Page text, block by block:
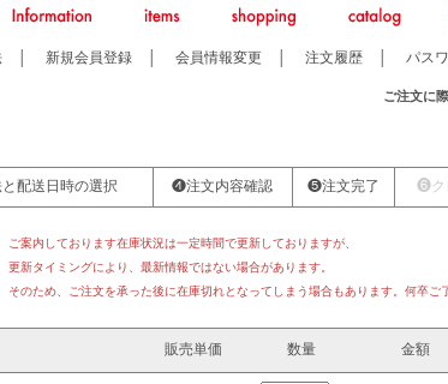
新規会員登録 会員情報変更 注文履歴 パス
ご注文に
配送日時の選択 ❹注文内容確認 ❺注文完了 ❻ク
ご案内しております在庫状況は一定時間で更新しておりますが、
更新タイミングにより、最新情報ではない場合があります。
そのため、ご注文を承った後に在庫切れとなってしまう場合もあります。何卒ご
販売単価 数量 金額